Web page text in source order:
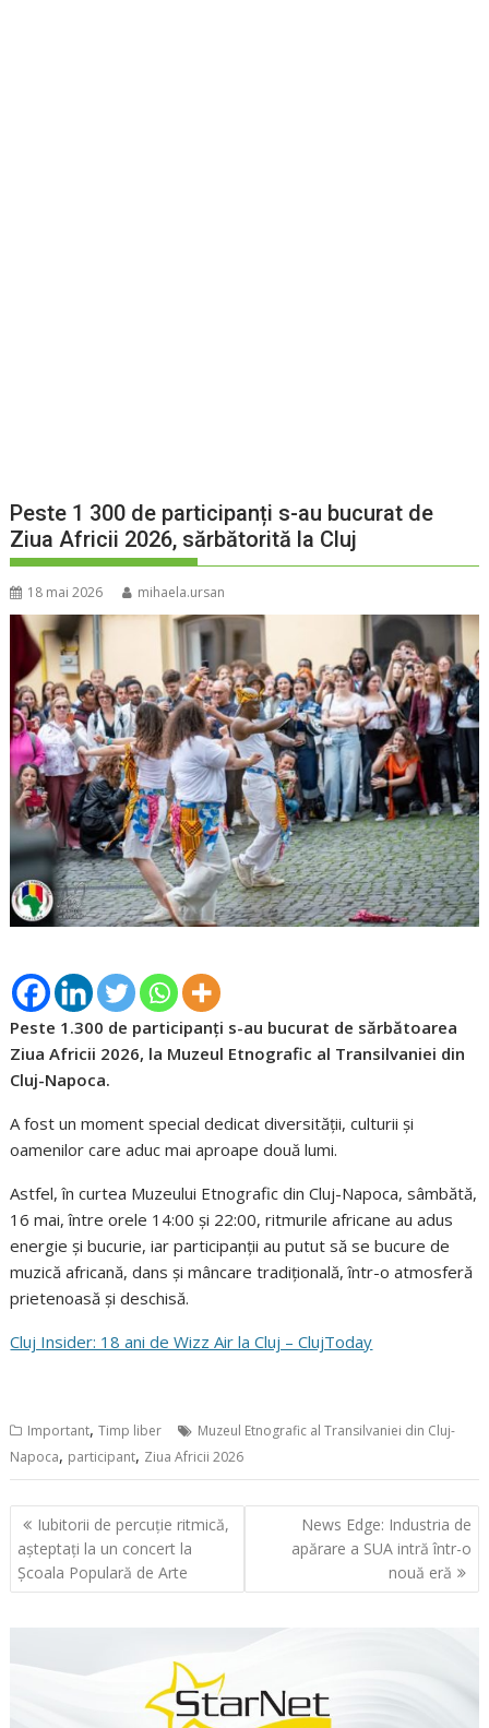
Peste 1 300 de participanți s-au bucurat de
Ziua Africii 2026, sărbătorită la Cluj
18 mai 2026 mihaela.ursan
Peste 1.300 de participanți s-au bucurat de sărbătoarea
Ziua Africii 2026, la Muzeul Etnografic al Transilvaniei din
Cluj-Napoca.
A fost un moment special dedicat diversității, culturii și
oamenilor care aduc mai aproape două lumi.
Astfel, în curtea Muzeului Etnografic din Cluj-Napoca, sâmbătă,
16 mai, între orele 14:00 și 22:00, ritmurile africane au adus
energie și bucurie, iar participanții au putut să se bucure de
muzică africană, dans și mâncare tradițională, într-o atmosferă
prietenoasă și deschisă.
Cluj Insider: 18 ani de Wizz Air la Cluj – ClujToday
Important,Timp liber
Muzeul Etnografic al Transilvaniei din Cluj-
Napoca, participant, Ziua Africii 2026
Navigare
în
articole
Iubitorii de percuție ritmică,
așteptați la un concert la
Școala Populară de Arte
News Edge: Industria de
apărare a SUA intră într-o
nouă eră